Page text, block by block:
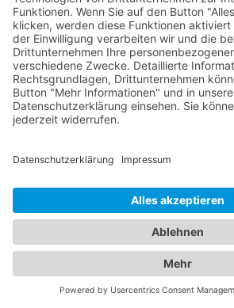
In unserem umfassenden
Sie nicht nur alle Informationen
zuverlässige Abschleppdienste,
detaillierte Einblicke in
bieten Ihnen eine vielseitige
Ihre Mobilität im Straßenverkehr
Komfort während des Aufenthalts
über die verschiedenen
an professionellen Anbietern, die
einer Fahrzeugpanne oder eines
und effizient helfen. Informieren
Dienstleistungen, Erreichbarkeit
Kundenerfahrungen, um die
Bedürfnisse zu treffen.